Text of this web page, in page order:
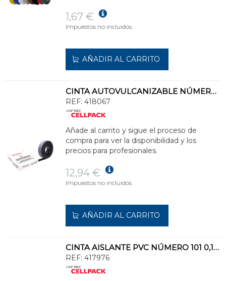
1,67 €
Impuestos no incluidos.
AÑADIR AL CARRITO
CINTA AUTOVULCANIZABLE NÚMERO 72 0,50mm (CAJA)
REF: 418067
Añade al carrito y sigue el proceso de
compra para ver la disponibilidad y los
precios para profesionales.
12,94 €
Impuestos no incluidos.
AÑADIR AL CARRITO
CINTA AISLANTE PVC NÚMERO 101 0,15mm 19x10 GRIS
REF: 417976